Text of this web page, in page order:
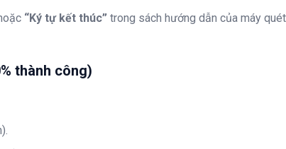
“Ký tự kết thúc” trong sách hướng dẫn của máy quét
thành công)